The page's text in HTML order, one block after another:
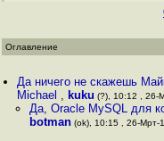
Оглавление
Да ничего не скажешь
Michael , kuku (?), 10:12 , 26-
Да, Oracle MySQL для
botman(ok), 10:15 , 26-Мрт-